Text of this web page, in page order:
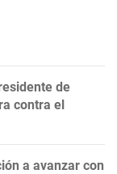
de
contra el
a avanzar con